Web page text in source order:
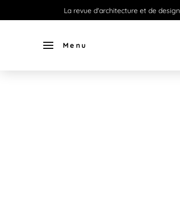
La revue d'architecture et de design
Menu